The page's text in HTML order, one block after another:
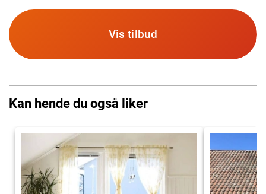
Vis tilbud
Kan hende du også liker